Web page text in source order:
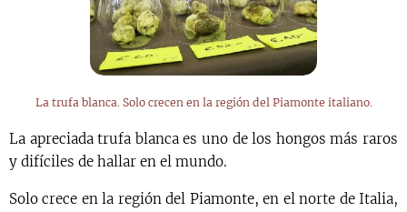
La trufa blanca. Solo crecen en la región del Piamonte italiano.
La apreciada trufa blanca es uno de los hongos más raros
y difíciles de hallar en el mundo.
Solo crece en la región del Piamonte, en el norte de Italia,